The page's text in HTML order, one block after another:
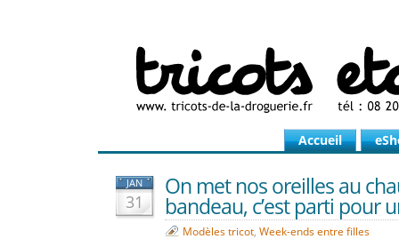
Accueil
JAN
31
On met nos oreilles au
bandeau, c’est parti pour
Modèles tricot, Week-ends entre filles